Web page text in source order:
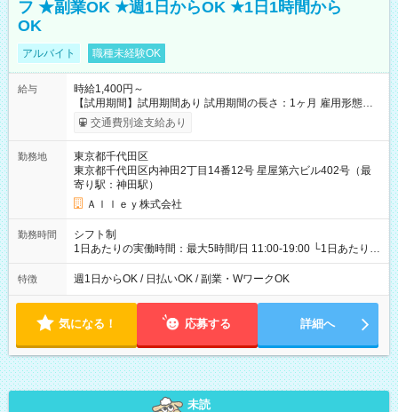
フ ★副業OK ★週1日からOK ★1日1時間から
OK
アルバイト 職種未経験OK
給与
時給1,400円～
【試用期間】試用期間あり 試用期間の長さ：1ヶ月 雇用形態、
給与は本採用時と同じです。
交通費別途支給あり
勤務地
東京都千代田区
東京都千代田区内神田2丁目14番12号 星屋第六ビル402号（最
寄り駅：神田駅）
Ａｌｌｅｙ株式会社
勤務時間
シフト制
1日あたりの実働時間：最大5時間/日 11:00-19:00 └1日あたりの
実働時間：1-5時間 └上記の時間帯内であれば、いつでも勤務可
能！ └平日・土曜日の中で、お好きな曜日でご勤務いただけま
18:00 などのように、自由な働き方が可能なお仕事です！
特徴 週1日からOK / 日払いOK / 副業・WワークOK
気になる！ 応募する 詳細へ
未読